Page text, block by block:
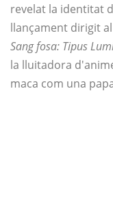
revelat la identitat
llançament dirigit
Sang fosa: Tipus
la lluitadora
maca com una